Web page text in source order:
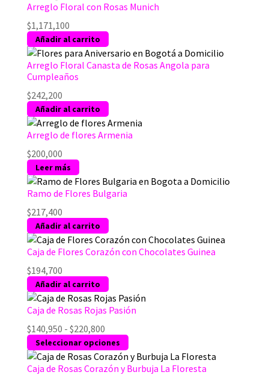
Arreglo Floral con Rosas Munich
$1,171,100
Añadir al carrito
Arreglo Floral Canasta de Rosas Angola para
Cumpleaños
$242,200
Añadir al carrito
Arreglo de flores Armenia
$200,000
Leer más
Ramo de Flores Bulgaria
$217,400
Añadir al carrito
Caja de Flores Corazón con Chocolates Guinea
$194,700
Añadir al carrito
Caja de Rosas Rojas Pasión
$140,950 - $220,800Rango
de
precios:
desde
Seleccionar opciones
Este
producto
tiene
Caja de Rosas Corazón y Burbuja La Floresta